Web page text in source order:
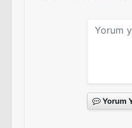
Yorum